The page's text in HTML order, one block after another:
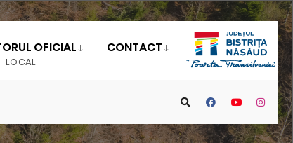
OFICIAL
LOCAL
CONTACT